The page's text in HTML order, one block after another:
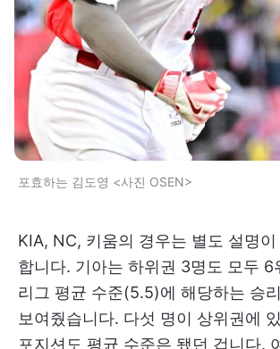
포효하는 김도영 <사진 OSEN>
KIA, NC, 키움의 경우는 별도 설명
합니다. 기아는 하위권 3명도 모두 6
리그 평균 수준(5.5)에 해당하는 승
보여줬습니다. 다섯 명이 상위권에
포지션도 평균 수준은 됐던 겁니다.